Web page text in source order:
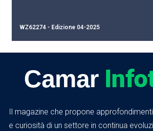
WZ62274 - Edizione 04-2025
Camar
Il magazine che propone
e curiosità di un settore in continua